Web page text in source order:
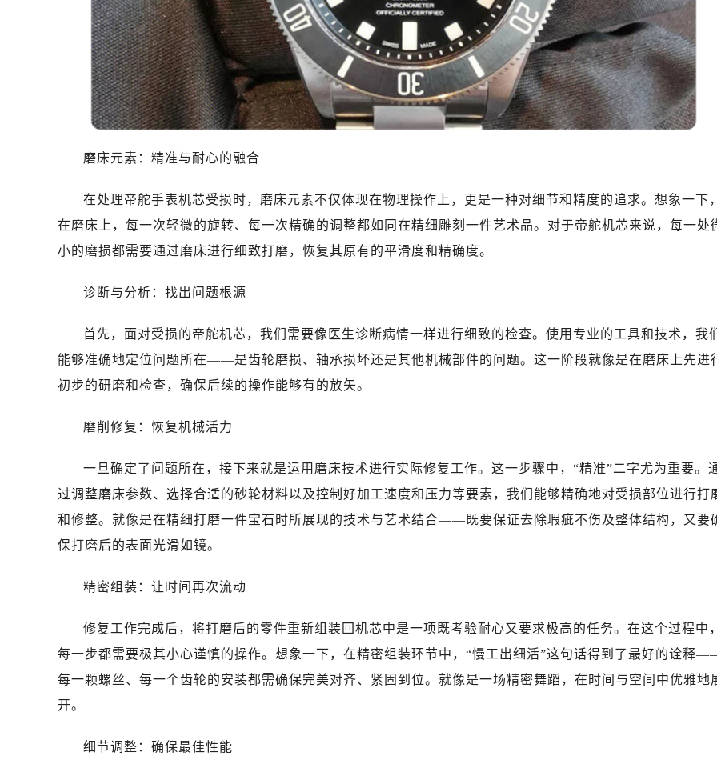
乌鲁木齐市天山区红山路26号时代广场（CCMALL）C座17层17-B（需提前预约）
温州市鹿城区锦绣路1067号置信广场10层1015室（需提前预约）
哈尔滨市道里区友谊西路600号富力中心T2座写字楼29层03室（需提前预约，营业时间：8:30-18:30
大连市中山区人民路15号国际金融大厦7层G室（需提前预约）
佛山市禅城区季华五路57号万科金融中心C座12层1205室（需提前预约）
东莞市东城街道鸿福东路1号民盈国贸中心T1写字楼9层907室（需提前预约）
苏州市苏州工业园区星港街199号苏州中心办公楼C座22层08室（需提前预约）
合肥市蜀山区潜山路111号万象城华润大厦B座12楼03室（需提前预约）
烟台市芝罘区胜利路139号万达金融中心A座907室（需提前预约）
昆明市盘龙区北京路928号同德昆明广场写字楼10层06室（需提前预约）
海口市龙华区金贸东路5号海口华润大厦B座17层1707室（需提前预约）
黑龙江省大庆市萨尔图区会战大街帝舵售后服务中心（需提前预约）
黑龙江省鹤岗市向阳区红军路帝舵售后服务中心（需提前预约）
黑龙江省鸡西市鸡冠区红军路帝舵售后服务中心（需提前预约）
黑龙江省七台河市桃山区大同街帝舵售后服务中心（需提前预约）
黑龙江省齐齐哈尔市龙沙区龙华路帝舵售后服务中心（需提前预约）
黑龙江省伊春市伊美区通河路帝舵售后服务中心（需提前预约）
磨床元素：精准与耐心的融合
在处理帝舵手表机芯受损时，磨床元素不仅体现在物理操作上，更是一种对细节和精度的追求。想象一下，
在磨床上，每一次轻微的旋转、每一次精确的调整都如同在精细雕刻一件艺术品。对于帝舵机芯来说，每一处
小的磨损都需要通过磨床进行细致打磨，恢复其原有的平滑度和精确度。
诊断与分析：找出问题根源
首先，面对受损的帝舵机芯，我们需要像医生诊断病情一样进行细致的检查。使用专业的工具和技术，我们
能够准确地定位问题所在——是齿轮磨损、轴承损坏还是其他机械部件的问题。这一阶段就像是在磨床上先进
初步的研磨和检查，确保后续的操作能够有的放矢。
磨削修复：恢复机械活力
一旦确定了问题所在，接下来就是运用磨床技术进行实际修复工作。这一步骤中，“精准”二字尤为重要。
过调整磨床参数、选择合适的砂轮材料以及控制好加工速度和压力等要素，我们能够精确地对受损部位进行打
和修整。就像是在精细打磨一件宝石时所展现的技术与艺术结合——既要保证去除瑕疵不伤及整体结构，又要
保打磨后的表面光滑如镜。
精密组装：让时间再次流动
修复工作完成后，将打磨后的零件重新组装回机芯中是一项既考验耐心又要求极高的任务。在这个过程中，
每一步都需要极其小心谨慎的操作。想象一下，在精密组装环节中，“慢工出细活”这句话得到了最好的诠释
每一颗螺丝、每一个齿轮的安装都需确保完美对齐、紧固到位。就像是一场精密舞蹈，在时间与空间中优雅地
开。
细节调整：确保最佳性能